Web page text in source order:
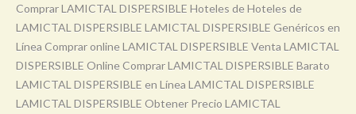
Comprar LAMICTAL DISPERSIBLE Hoteles de Hoteles de
LAMICTAL DISPERSIBLE LAMICTAL DISPERSIBLE Genéricos en
Línea Comprar online LAMICTAL DISPERSIBLE Venta LAMICTAL
DISPERSIBLE Online Comprar LAMICTAL DISPERSIBLE Barato
LAMICTAL DISPERSIBLE en Línea LAMICTAL DISPERSIBLE
LAMICTAL DISPERSIBLE Obtener Precio LAMICTAL